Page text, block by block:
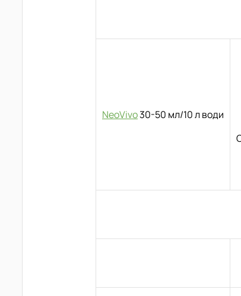
NeoVivo30-50 мл/10 л води